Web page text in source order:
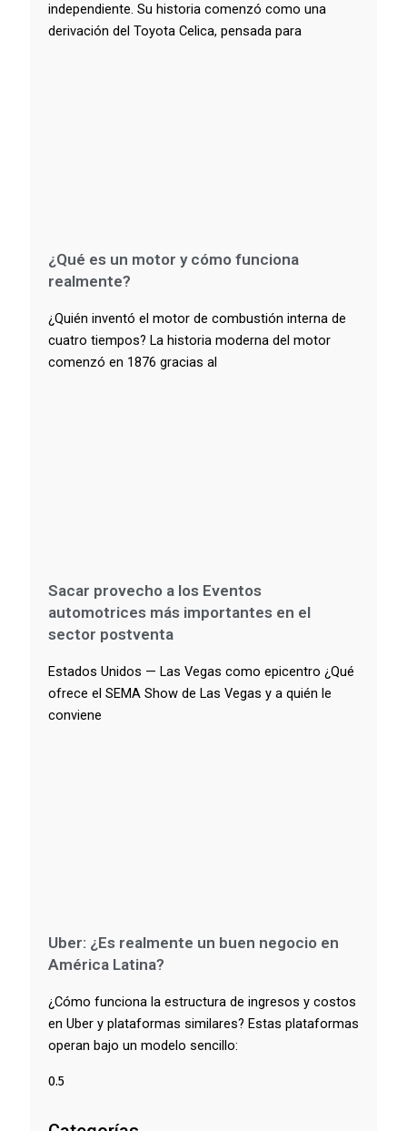
independiente. Su historia comenzó como una
derivación del Toyota Celica, pensada para
¿Qué es un motor y cómo funciona
realmente?
¿Quién inventó el motor de combustión interna de
cuatro tiempos? La historia moderna del motor
comenzó en 1876 gracias al
Sacar provecho a los Eventos
automotrices más importantes en el
sector postventa
Estados Unidos — Las Vegas como epicentro ¿Qué
ofrece el SEMA Show de Las Vegas y a quién le
conviene
Uber: ¿Es realmente un buen negocio en
América Latina?
¿Cómo funciona la estructura de ingresos y costos
en Uber y plataformas similares? Estas plataformas
operan bajo un modelo sencillo: